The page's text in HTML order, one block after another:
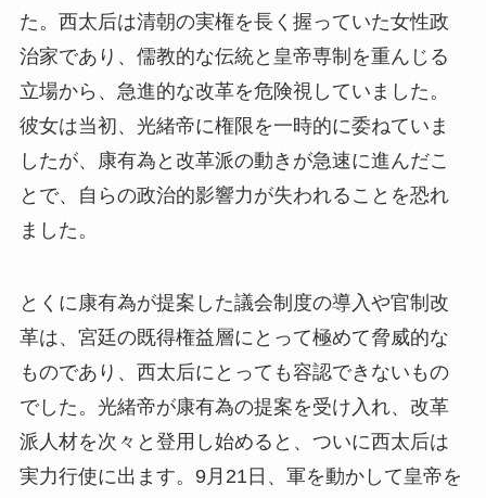
た。西太后は清朝の実権を長く握っていた女性政
治家であり、儒教的な伝統と皇帝専制を重んじる
立場から、急進的な改革を危険視していました。
彼女は当初、光緒帝に権限を一時的に委ねていま
したが、康有為と改革派の動きが急速に進んだこ
とで、自らの政治的影響力が失われることを恐れ
ました。
とくに康有為が提案した議会制度の導入や官制改
革は、宮廷の既得権益層にとって極めて脅威的な
ものであり、西太后にとっても容認できないもの
でした。光緒帝が康有為の提案を受け入れ、改革
派人材を次々と登用し始めると、ついに西太后は
実力行使に出ます。9月21日、軍を動かして皇帝を